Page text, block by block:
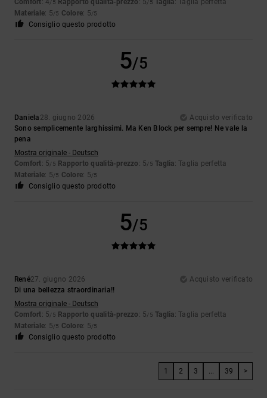
/5 /5
Materiale: 5/5 Colore: 5/5
Consiglio questo prodotto
5/5
Daniela 28. giugno 2026
Acquisto verificato
Sono semplicemente larghissimi. Ma Ken Block per sempre! Ne vale la
pena
Mostra originale - Deutsch
Comfort: 5/5 Rapporto qualità-prezzo : 5/5 Taglia: Taglia perfetta
Materiale: 5/5 Colore: 5/5
Consiglio questo prodotto
5/5
René27. giugno 2026
Acquisto verificato
Di una bellezza straordinaria!!
Mostra originale - Deutsch
Comfort: 5/5 Rapporto qualità-prezzo : 5/5 Taglia: Taglia perfetta
Materiale: 5/5 Colore: 5/5
Consiglio questo prodotto
1 2 3 39 >